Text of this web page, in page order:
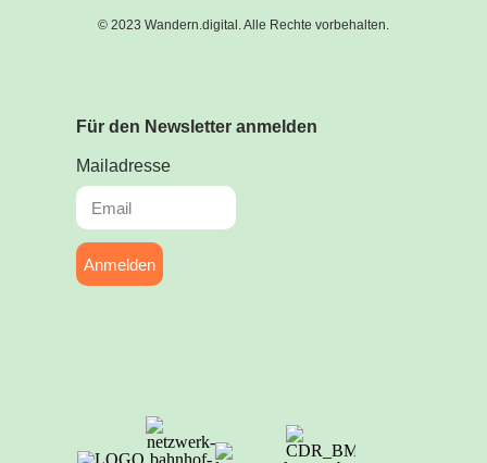
© 2023 Wandern.digital. Alle Rechte vorbehalten.
Für den Newsletter anmelden
Mailadresse
Anmelden